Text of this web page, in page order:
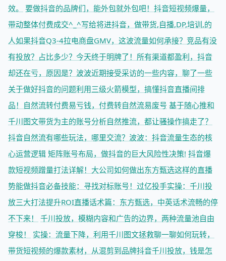
效。
要做抖音的品牌们，能外包就外包吧！ 抖音短视频爆量，
带动整体付费成交^_^写给将进抖音，做带货,自播,DP,培训,的
人如果抖音Q3-4拉电商盘GMV，这波流量如何承接？ 竞品有没
有投放？占比多少？今天终于明牌了！ 所有渠道都盈利，抖音
却还在亏，原因是？ 波波近期接受采访的一些内容，聊了一些
关于做好抖音的问题利用三级火箭模型，搞懂抖音直播间排
品！ 自然流转付费易亏钱，付费转自然流易废号 基于随心推和
千川图文带货为主的账号分析自然推流，都让骚操作搞走了？
抖音自然流有哪些玩法，哪里交流？ 波波：抖音流量生态的核
心运营逻辑 矩阵账号布局，做抖音的巨大风险性决策! 抖音爆
款短视频蹭量打法详解！ 大公司如何做出东方甄选这样的直播
势能做抖音必备技能：寻找对标账号！ 过亿投手实操：千川投
放三大打法提升ROI直播话术篇：东方甄选，中英话术流畅的停
不下来！
千川投放，模糊内容和广告的边界，两种流量池自由
穿梭！
实操：流量下降，利用千川图文拯救聊一聊如何玩转，
带货短视频的爆款素材，从混剪到品牌抖音千川投放，钱是怎